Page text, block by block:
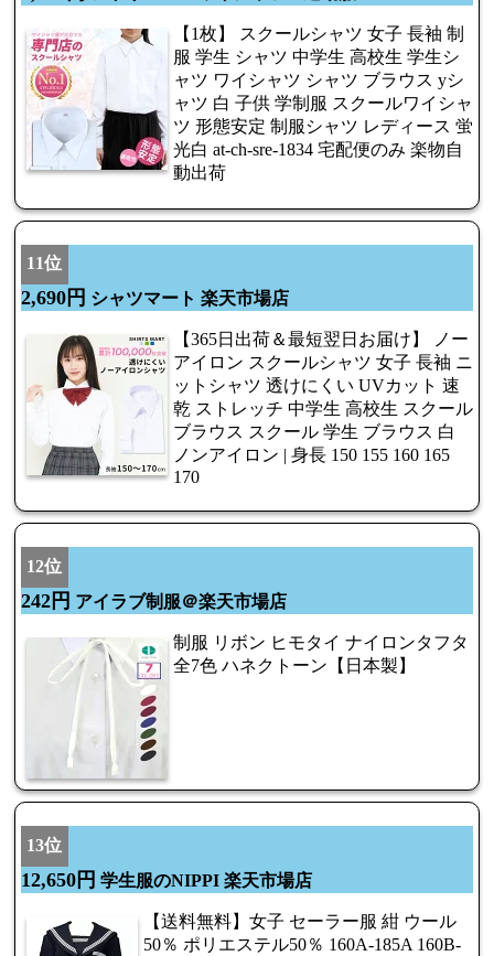
【1枚】 スクールシャツ 女子 長袖 制
服 学生 シャツ 中学生 高校生 学生シ
ャツ ワイシャツ シャツ ブラウス yシ
ャツ 白 子供 学制服 スクールワイシャ
ツ 形態安定 制服シャツ レディース 蛍
光白 at-ch-sre-1834 宅配便のみ 楽物自
動出荷
11位
2,690円 シャツマート 楽天市場店
【365日出荷＆最短翌日お届け】 ノー
アイロン スクールシャツ 女子 長袖 ニ
ットシャツ 透けにくい UVカット 速
乾 ストレッチ 中学生 高校生 スクール
ブラウス スクール 学生 ブラウス 白
ノンアイロン | 身長 150 155 160 165
170
12位
242円 アイラブ制服＠楽天市場店
制服 リボン ヒモタイ ナイロンタフタ
全7色 ハネクトーン【日本製】
13位
12,650円 学生服のNIPPI 楽天市場店
【送料無料】女子 セーラー服 紺 ウール
50％ ポリエステル50％ 160A-185A 160B-